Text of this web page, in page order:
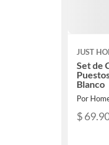
JUST
Set de
Blanco
Por
$